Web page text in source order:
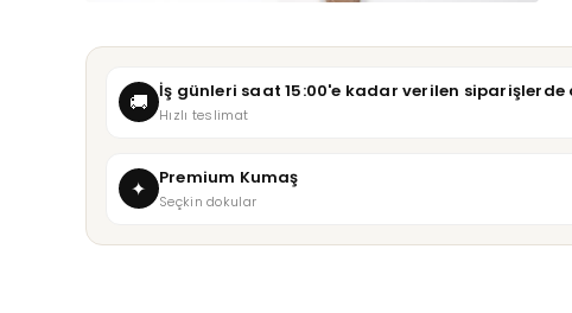
🚚 İş günleri saat 15:00'e kadar verilen siparişlerde
Hızlı teslimat
✦ Premium Kumaş
Seçkin dokular